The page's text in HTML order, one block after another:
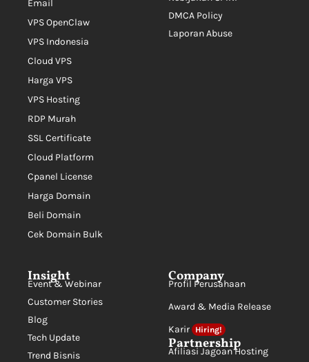
Email
VPS OpenClaw
VPS Indonesia
Cloud VPS
Harga VPS
VPS Hosting
RDP Murah
SSL Certificate
Cloud Platform
Cpanel License
Harga Domain
Beli Domain
Cek Domain Bulk
DMCA Policy
Laporan Abuse
Insight
Event & Webinar
Customer Stories
Blog
Tech Update
Trend Bisnis
Company
Profil Perusahaan
Award & Media Release
Karir
Hiring!
Partnership
Afiliasi Jagoan Hosting